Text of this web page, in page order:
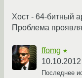
Хост - 64-битный
Проблема
ffomg ★
Последнее